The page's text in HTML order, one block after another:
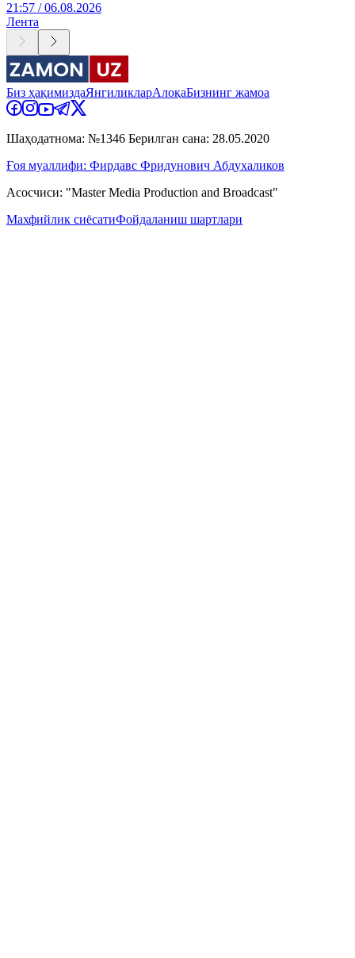
21:57 / 06.08.2026
Лента
Биз ҳақимиздаЯнгиликларАлоқаБизнинг жамоа
Шаҳодатнома: №1346 Берилган сана: 28.05.2020
Ғоя муаллифи: Фирдавс Фридунович Абдухаликов
Асосчиси: "Master Media Production and Broadcast"
Махфийлик сиёсатиФойдаланиш шартлари